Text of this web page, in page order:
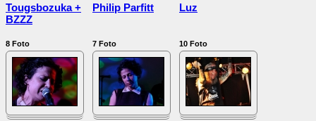
Tougsbozuka +
BZZZ
8 Foto
Philip Parfitt
7 Foto
Luz
10 Foto